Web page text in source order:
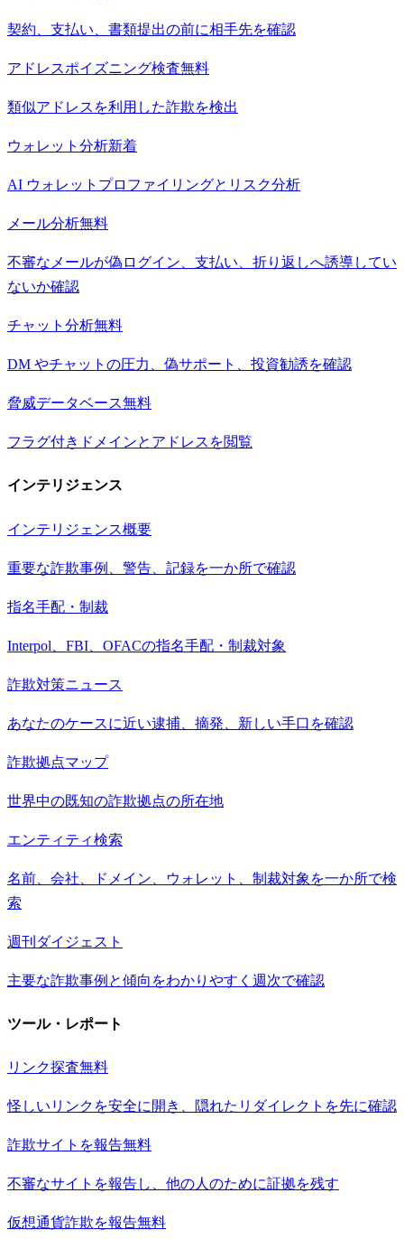
契約、支払い、書類提出の前に相手先を確認
アドレスポイズニング検査無料
類似アドレスを利用した詐欺を検出
ウォレット分析新着
AI ウォレットプロファイリングとリスク分析
メール分析無料
不審なメールが偽ログイン、支払い、折り返しへ誘導してい
ないか確認
チャット分析無料
DM やチャットの圧力、偽サポート、投資勧誘を確認
脅威データベース無料
フラグ付きドメインとアドレスを閲覧
インテリジェンス
インテリジェンス概要
重要な詐欺事例、警告、記録を一か所で確認
指名手配・制裁
Interpol、FBI、OFACの指名手配・制裁対象
詐欺対策ニュース
あなたのケースに近い逮捕、摘発、新しい手口を確認
詐欺拠点マップ
世界中の既知の詐欺拠点の所在地
エンティティ検索
名前、会社、ドメイン、ウォレット、制裁対象を一か所で検
索
週刊ダイジェスト
主要な詐欺事例と傾向をわかりやすく週次で確認
ツール・レポート
リンク探査無料
怪しいリンクを安全に開き、隠れたリダイレクトを先に確認
詐欺サイトを報告無料
不審なサイトを報告し、他の人のために証拠を残す
仮想通貨詐欺を報告無料